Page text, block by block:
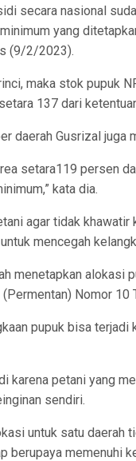
secara nasional
yang
(9/2/2023).
maka stok pupuk
137 dari
daerah Gusrizal
setara119 persen
kata dia.
agar tidak
mencegah
menetapkan alokasi
Nomor 10
pupuk bisa
karena petani yang
sendiri.
untuk satu
berupaya memenuhi